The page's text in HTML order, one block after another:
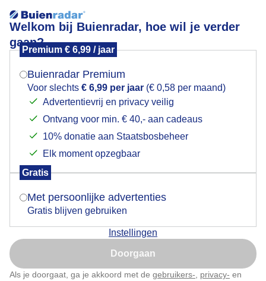
Welkom bij Buienradar, hoe wil je verder
gaan?
Premium € 6,99 / jaar
Buienradar Premium
Voor slechts € 6,99 per jaar (€ 0,58 per maand)
Advertentievrij en privacy veilig
Ontvang voor min. € 40,- aan cadeaus
10% donatie aan Staatsbosbeheer
Elk moment opzegbaar
Gratis
Met persoonlijke advertenties
Gratis blijven gebruiken
Instellingen
Doorgaan
Als je doorgaat, ga je akkoord met de gebruikers- privacy- en
Natuurplaat
Kempenbroek
Mogen we je locatie gebruiken voor het
Indien je hier nog geen akkoord op hebt gegeven,
verschijnt er zo een pop-up uit je browser waarin
Is goed, toon de popup
Nu niet, misschien later
Klik hierom dit aan te passen